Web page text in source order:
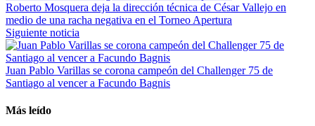
Roberto Mosquera deja la dirección técnica de César Vallejo en
medio de una racha negativa en el Torneo Apertura
Siguiente noticia
Juan Pablo Varillas se corona campeón del Challenger 75 de
Santiago al vencer a Facundo Bagnis
Más leído